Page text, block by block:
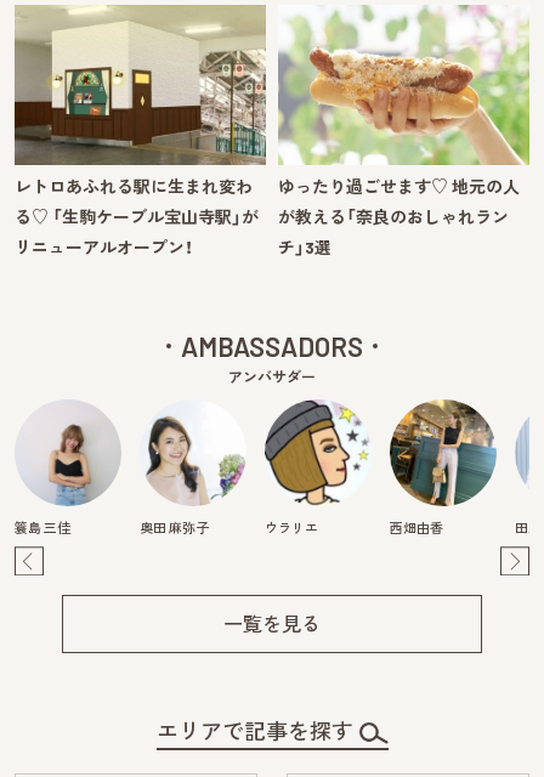
レトロあふれる駅に生まれ変わ
る♡ 「生駒ケーブル宝山寺駅」が
リニューアルオープン！
ゆったり過ごせます♡ 地元の人
が教える「奈良のおしゃれラン
チ」3選
AMBASSADORS
アンバサダー
簑島 三佳 奥田 麻弥子 ウラリエ 西畑由香 田
一覧を見る
エリアで記事を探す